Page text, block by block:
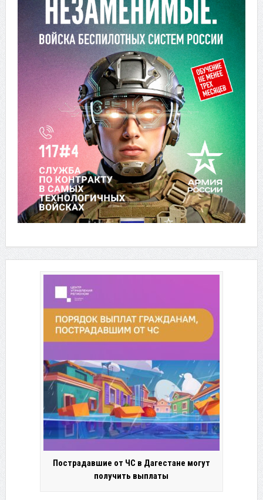
Пострадавшие от ЧС в Дагестане могут
получить выплаты